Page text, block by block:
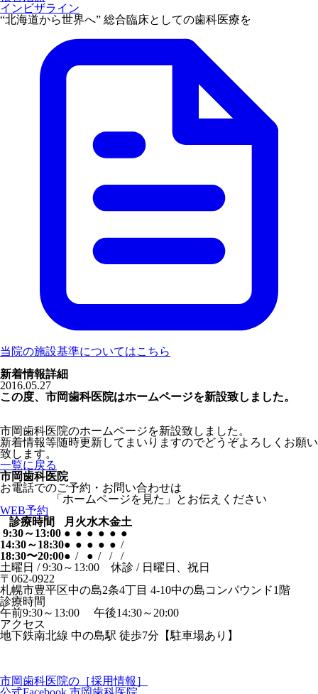
インビザライン
“北海道から世界へ” 総合臨床としての歯科医療を
当院の施設基準についてはこちら
新着情報詳細
2016.05.27
この度、市岡歯科医院はホームページを新設致しました。
市岡歯科医院のホームページを新設致しました。
新着情報等随時更新してまいりますのでどうぞよろしくお願い
致します。
一覧に戻る
市岡歯科医院
お電話でのご予約・お問い合わせは
「ホームページを見た」とお伝えください
WEB予約
診療時間
月 火水木金土
9:30～13:00 ● ● ● ● ● ●
14:30～18:30● ● ● ● ● /
18:30〜20:00● / ● / /
/
土曜日 / 9:30～13:00 休診 / 日曜日、祝日
〒062-0922
札幌市豊平区中の島2条4丁目 4-10中の島コンパウンド1階
診療時間
午前9:30～13:00 午後14:30～20:00
アクセス
地下鉄南北線 中の島駅 徒歩7分【駐車場あり】
市岡歯科医院の［採用情報］